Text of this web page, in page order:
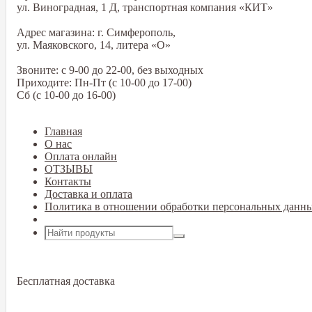
ул. Виноградная, 1 Д, транспортная компания «КИТ»
Адрес магазина: г. Симферополь,
ул. Маяковского, 14, литера «О»
Звоните: с 9-00 до 22-00, без выходных
Приходите: Пн-Пт (с 10-00 до 17-00)
Сб (с 10-00 до 16-00)
Главная
О нас
Оплата онлайн
ОТЗЫВЫ
Контакты
Доставка и оплата
Политика в отношении обработки персональных
Бесплатная доставка